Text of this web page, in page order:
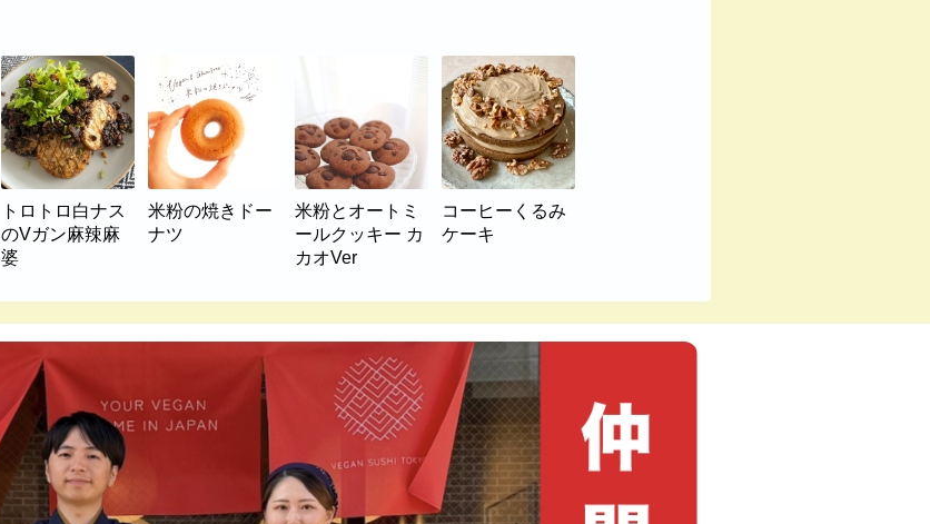
トロトロ白ナス
のVガン麻辣麻
婆
米粉の焼きドー
ナツ
米粉とオートミ
ールクッキー カ
カオVer
コーヒーくるみ
ケーキ